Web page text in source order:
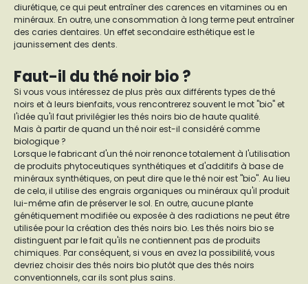
diurétique, ce qui peut entraîner des carences en vitamines ou en
minéraux. En outre, une consommation à long terme peut entraîner
des caries dentaires. Un effet secondaire esthétique est le
jaunissement des dents.
Faut-il du thé noir bio ?
Si vous vous intéressez de plus près aux différents types de thé
noirs et à leurs bienfaits, vous rencontrerez souvent le mot "bio" et
l'idée qu'il faut privilégier les thés noirs bio de haute qualité.
Mais à partir de quand un thé noir est-il considéré comme
biologique ?
Lorsque le fabricant d'un thé noir renonce totalement à l'utilisation
de produits phytoceutiques synthétiques et d'additifs à base de
minéraux synthétiques, on peut dire que le thé noir est "bio". Au lieu
de cela, il utilise des engrais organiques ou minéraux qu'il produit
lui-même afin de préserver le sol. En outre, aucune plante
génétiquement modifiée ou exposée à des radiations ne peut être
utilisée pour la création des thés noirs bio. Les thés noirs bio se
distinguent par le fait qu'ils ne contiennent pas de produits
chimiques. Par conséquent, si vous en avez la possibilité, vous
devriez choisir des thés noirs bio plutôt que des thés noirs
conventionnels, car ils sont plus sains.